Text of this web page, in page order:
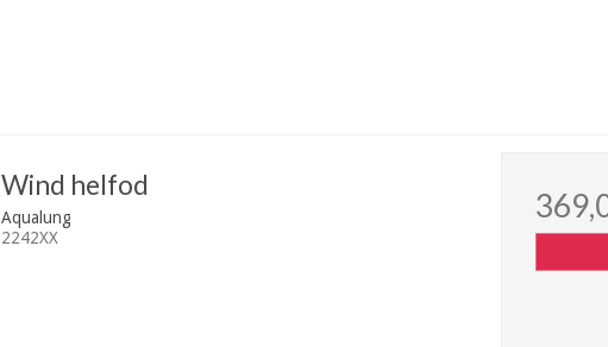
Wind helfod
Aqualung
2242XX